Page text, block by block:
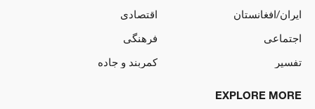
ایران/افغانستان
اقتصادی
اجتماعی
فرهنگی
تفسیر
کمربند و جاده
EXPLORE MORE